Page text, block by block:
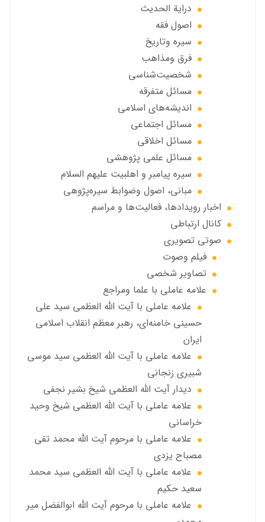
درایة الحديث
اصول فقه
سیره وتاریخ
فرق ومذاهب
شخصیت‌شناسی
مسائل متفرقه
انديشه‌هاي اسلامي
مسائل اجتماعي
مسائل اخلاقي
مسائل علمی پژوهشی
سيره پيامبر و اهلبيت علیهم السلام
مبانی، اصول وضوابط سيره‌پژوهی
اخبار رويدادها، فعاليت‌ها و مراسم
كانال ارتباطي
صوتي تصويري
فیلم وصوت
تصاویر شخصی
علامه عاملي با علما ومراجع
علامه عاملي با آیت الله العظمی سید علی
حسینی خامنه‌ای، رهبر معظم انقلاب اسلامی
ایران
علامه عاملي با آيت الله العظمى سید موسی
شبيري زنجاني
ديدار آيت الله العظمى شيخ بشير نجفي
علامه عاملی با آيت الله العظمى شيخ وحيد
خراساني
علامه عاملی با مرحوم آيت الله محمد تقي
مصباح يزدي
علامه عاملي با آیت الله العظمی سید محمد
سعید حکیم
علامه عاملي با مرحوم آیت الله ابوالفضل مير